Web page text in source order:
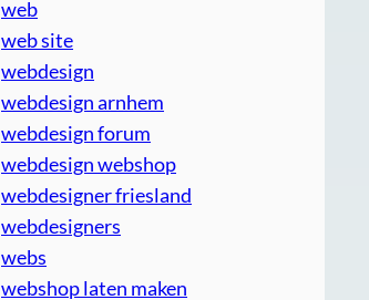
web
web site
webdesign
webdesign arnhem
webdesign forum
webdesign webshop
webdesigner friesland
webdesigners
webs
webshop laten maken